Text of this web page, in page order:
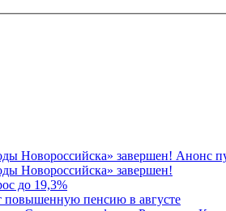
Новороссийска» завершен! Анонс
Новороссийска» завершен!
до 19,3%
повышенную пенсию в августе